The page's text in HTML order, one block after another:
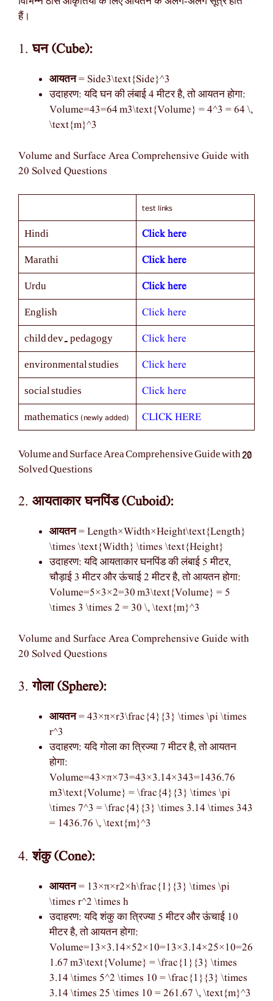
हैं।
1.घन (Cube):
आयतन= Side3\text{Side}^3
उदाहरण: यदि घन की लंबाई 4 मीटर है, तो आयतन होगा:
Volume=43=64 m3\text{Volume} = 4^3 = 64 \,
\text{m}^3
Volume and Surface Area Comprehensive Guide with
20 Solved Questions
test links
Hindi Click here
Marathi Click here
Urdu Click here
English Click here
child dev. pedagogy Click here
environmental studies Click here
social studies Click here
mathematics (newly added) CLICK HERE
Volume and Surface Area Comprehensive Guide with 20
Solved Questions
2. आयताकार घनपिंड (Cuboid):
आयतन= Length×Width×Height\text{Length}
\times \text{Width} \times \text{Height}
उदाहरण: यदि आयताकार घनपिंड की लंबाई 5 मीटर,
चौड़ाई 3 मीटर और ऊंचाई 2 मीटर है, तो आयतन होगा:
Volume=5×3×2=30 m3\text{Volume} = 5
\times 3 \times 2 = 30 \, \text{m}^3
Volume and Surface Area Comprehensive Guide with
20 Solved Questions
3.गोला (Sphere):
आयतन= 43×π×r3\frac{4}{3} \times \pi \times
r^3
उदाहरण: यदि गोला का त्रिज्या 7 मीटर है, तो आयतन
होगा:
Volume=43×π×73=43×3.14×343=1436.76
m3\text{Volume} = \frac{4}{3} \times \pi
\times 7^3 = \frac{4}{3} \times 3.14 \times 343
= 1436.76 \, \text{m}^3
4.शंकु (Cone):
आयतन= 13×π×r2×h\frac{1}{3} \times \pi
\times r^2 \times h
उदाहरण: यदि शंकु का त्रिज्या 5 मीटर और ऊंचाई 10
मीटर है, तो आयतन होगा:
Volume=13×3.14×52×10=13×3.14×25×10=26
1.67 m3\text{Volume} = \frac{1}{3} \times
3.14 \times 5^2 \times 10 = \frac{1}{3} \times
3.14 \times 25 \times 10 = 261.67 \, \text{m}^3